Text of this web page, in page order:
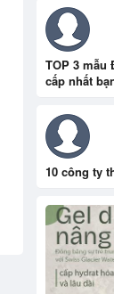
TOP 3 mẫu
cấp nhất
10 công ty